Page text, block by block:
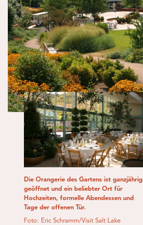
Die Orangerie des Gartens ist ganzjährig
geöffnet und ein beliebter Ort für
Hochzeiten, formelle Abendessen und
Tage der offenen Tür.
Foto: Eric Schramm/Visit Salt Lake